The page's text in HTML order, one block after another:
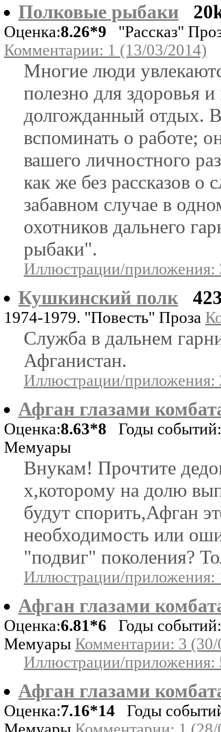
Полковые рыбаки
Оценка:8.26*9 "Рассказ"
Комментарии: 1 (13/03/2014)
Многие люди
полезно для здоровья
долгожданный отдых.
вспоминать о работе;
вашего личностного
как же без рассказов о
забавном случае в
охотников дальнего
рыбаки".
Иллюстрации/приложения:
Кушкинский полк
1974-1979. "Повесть" Проза
Служба в дальнем
Афганистан.
Иллюстрации/приложения:
Афган глазами
Оценка:8.63*8 Годы
Мемуары
Внукам! Прочтите
х,которому на долю
будут спорить,Афган
необходимость или
"подвиг" поколения?
Иллюстрации/приложения:
Афган глазами
Оценка:6.81*6 Годы
Мемуары Комментарии: 3
Иллюстрации/приложения:
Афган глазами
Оценка:7.16*14 Годы